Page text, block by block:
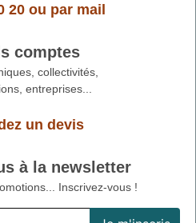
20ou par mail
comptes
collectivités,
entreprises...
un devis
à la newsletter
Inscrivez-vous !